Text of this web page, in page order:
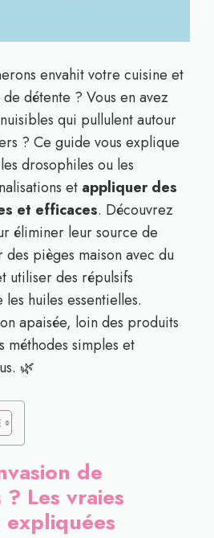
envahit votre cuisine et
détente ? Vous en avez
qui pullulent autour
? Ce guide vous explique
drosophiles ou les
et appliquer des
et efficaces. Découvrez
éliminer leur source de
pièges maison avec du
utiliser des répulsifs
huiles essentielles.
apaisée, loin des produits
méthodes simples et
🌿
de
Les vraies
expliquées